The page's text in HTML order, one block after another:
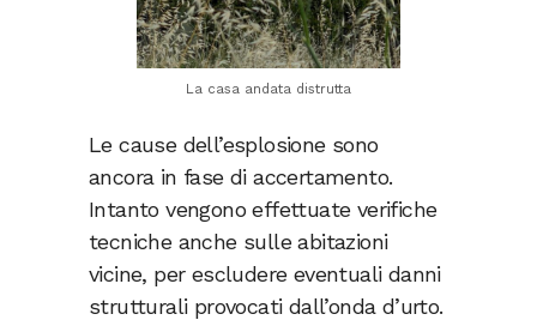
La casa andata distrutta
Le cause dell’esplosione sono
ancora in fase di accertamento.
Intanto vengono effettuate verifiche
tecniche anche sulle abitazioni
vicine, per escludere eventuali danni
strutturali provocati dall’onda d’urto.